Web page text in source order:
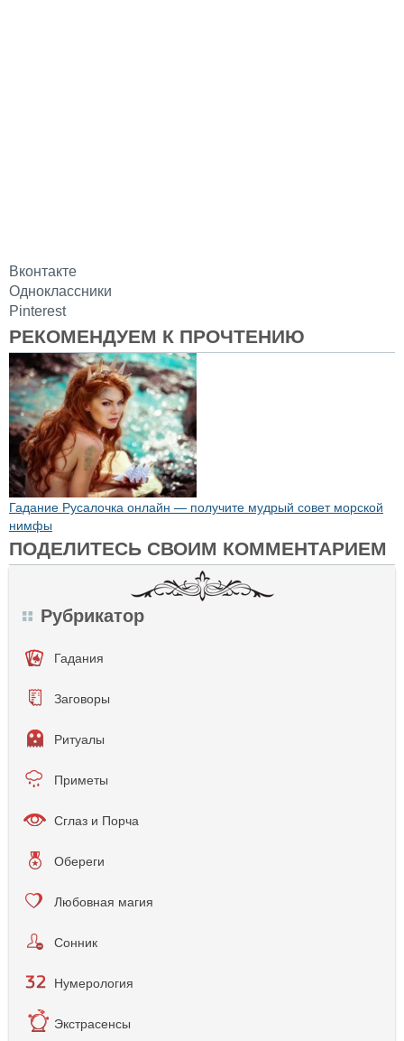
Вконтакте
Одноклассники
Pinterest
РЕКОМЕНДУЕМ К ПРОЧТЕНИЮ
Гадание Русалочка онлайн — получите мудрый совет морской
нимфы
ПОДЕЛИТЕСЬ СВОИМ КОММЕНТАРИЕМ
Рубрикатор
Гадания
Заговоры
Ритуалы
Приметы
Сглаз и Порча
Обереги
Любовная магия
Сонник
Нумерология
Экстрасенсы